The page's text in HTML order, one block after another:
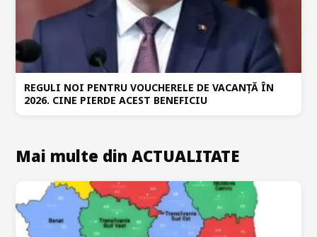
REGULI NOI PENTRU VOUCHERELE DE VACANȚĂ ÎN
2026. CINE PIERDE ACEST BENEFICIU
Mai multe din ACTUALITATE